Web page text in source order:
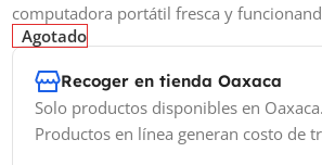
computadora portátil fresca y
Agotado
Recoger en tienda Oaxaca
Solo productos disponibles en Oaxaca.
Productos en línea generan costo de